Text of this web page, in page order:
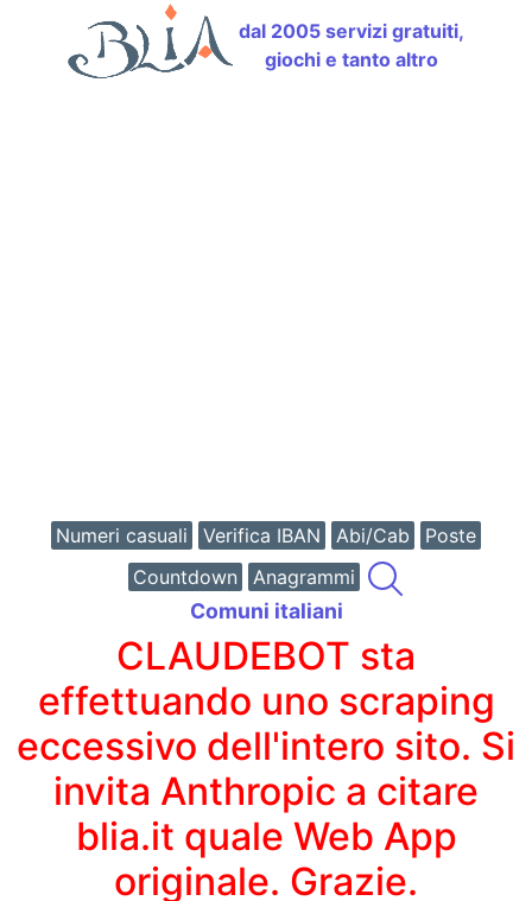
dal 2005 servizi gratuiti,
giochi e tanto altro
Numeri casuali Verifica IBAN Abi/Cab
Poste
Countdown
Anagrammi
Comuni italiani
CLAUDEBOT sta
effettuando uno scraping
eccessivo dell'intero sito. Si
invita Anthropic a citare
blia.it quale Web App
originale. Grazie.